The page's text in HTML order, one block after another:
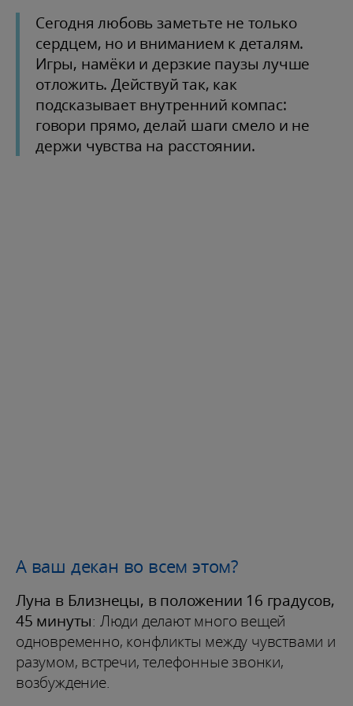
Сегодня любовь заметьте не только
сердцем, но и вниманием к деталям.
Игры, намёки и дерзкие паузы лучше
отложить. Действуй так, как
подсказывает внутренний компас:
говори прямо, делай шаги смело и не
держи чувства на расстоянии.
А ваш декан во всем этом?
Луна в Близнецы, в положении 16 градусов,
45 минуты: Люди делают много вещей
одновременно, конфликты между чувствами и
разумом, встречи, телефонные звонки,
возбуждение.